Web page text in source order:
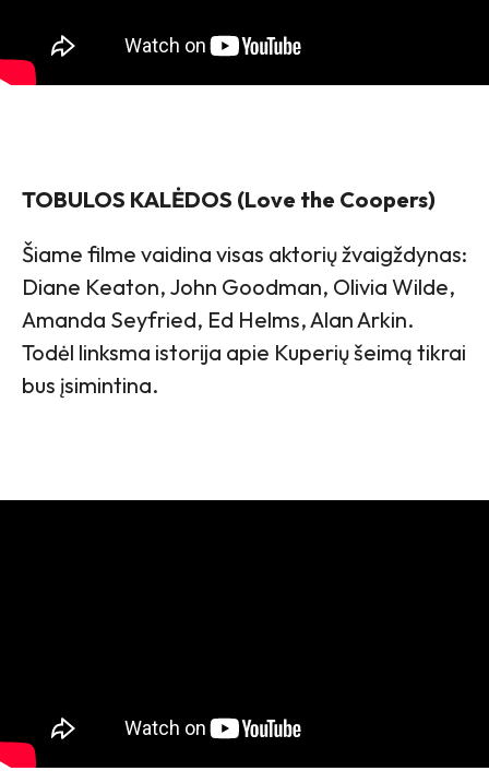
TOBULOS KALĖDOS (Love the Coopers)
Šiame filme vaidina visas aktorių žvaigždynas:
Diane Keaton, John Goodman, Olivia Wilde,
Amanda Seyfried, Ed Helms, Alan Arkin.
Todėl linksma istorija apie Kuperių šeimą tikrai
bus įsimintina.